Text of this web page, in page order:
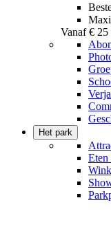
Vanaf € 25
Het park